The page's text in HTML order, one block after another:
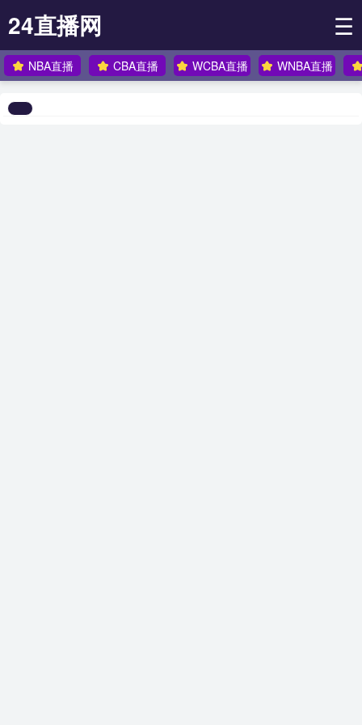
24直播网 ☰
NBA直播 CBA直播 WCBA直播 WNBA直播